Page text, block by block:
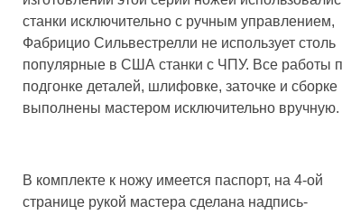
станки исключительно с ручным управлением,
Фабрицио Сильвестрелли не использует столь
популярные в США станки с ЧПУ. Все работы
подгонке деталей, шлифовке, заточке и
выполнены мастером исключительно вручную.
В комплекте к ножу имеется паспорт, на 4-ой
странице рукой мастера сделана надпись-